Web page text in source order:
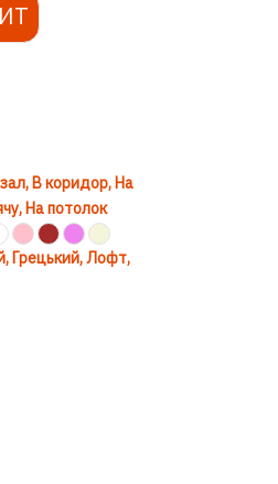
В коридор На
На потолок
Грецький Лофт